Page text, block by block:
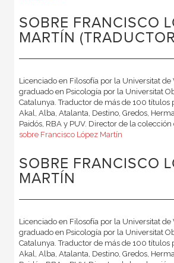
SOBRE FRANCISCO
MARTÍN
Licenciado en Filosofía por la Universitat de
graduado en Psicología por la Universitat
Catalunya. Traductor de más de 100 títulos
Akal, Alba, Atalanta, Destino, Gredos,
Paidós, RBA y PUV. Director de la colección
sobre Francisco López Martín
SOBRE FRANCISCO
MARTÍN
Licenciado en Filosofía por la Universitat de
graduado en Psicología por la Universitat
Catalunya. Traductor de más de 100 títulos
Akal, Alba, Atalanta, Destino, Gredos,